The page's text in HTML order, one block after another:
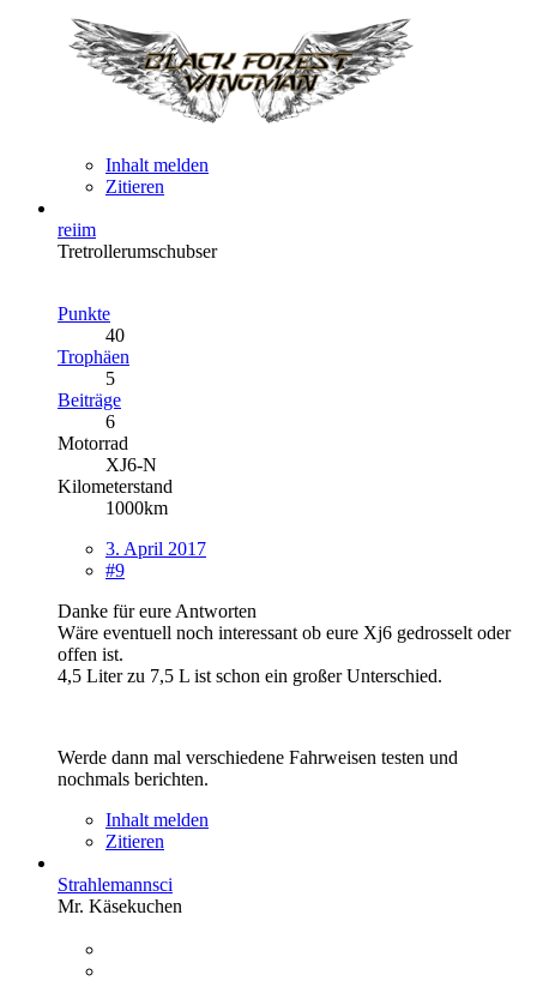
Inhalt melden
Zitieren
reiim
Tretrollerumschubser
Punkte
40
Trophäen
5
Beiträge
6
Motorrad
XJ6-N
Kilometerstand
1000km
3. April 2017
#9
Danke für eure Antworten
Wäre eventuell noch interessant ob eure Xj6 gedrosselt oder
offen ist.
4,5 Liter zu 7,5 L ist schon ein großer Unterschied.
Werde dann mal verschiedene Fahrweisen testen und
nochmals berichten.
Inhalt melden
Zitieren
Strahlemannsci
Mr. Käsekuchen